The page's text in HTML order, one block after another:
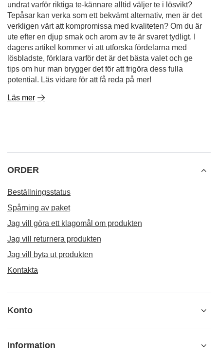
undrat varför riktiga te-kännare alltid väljer te i lösvikt?
Tepåsar kan verka som ett bekvämt alternativ, men är det
verkligen värt att kompromissa med kvaliteten? Om du är
ute efter en djup smak och arom av te är svaret tydligt. I
dagens artikel kommer vi att utforska fördelarna med
lösbladste, förklara varför det är det bästa valet och ge
tips om hur man brygger det för att frigöra dess fulla
potential. Läs vidare för att få reda på mer!
Läs mer
ORDER
Beställningsstatus
Spårning av paket
Jag vill göra ett klagomål om produkten
Jag vill returnera produkten
Jag vill byta ut produkten
Kontakta
Konto
Information